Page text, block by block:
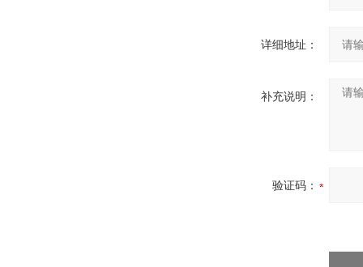
详细地址：
补充说明：
验证码：